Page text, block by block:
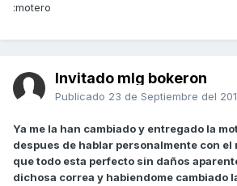
:motero
Invitado mlg bokeron
Publicado 23 de Septiembre del
Ya me la han cambiado y entregado la
despues de hablar personalmente con
que todo esta perfecto sin daños
dichosa correa y habiendome cambiado